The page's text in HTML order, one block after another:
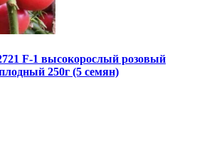
F-1 высокорослый розовый
250г (5 семян)